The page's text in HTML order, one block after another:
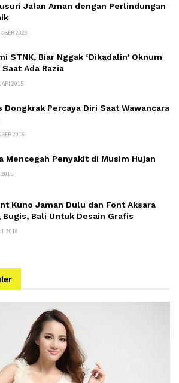
Jalan Aman dengan Perlindungan
2023
STNK, Biar Nggak ‘Dikadalin’ Oknum
Ada Razia
2015
Dongkrak Percaya Diri Saat Wawancara
2018
Mencegah Penyakit di Musim Hujan
2015
Kuno Jaman Dulu dan Font Aksara
Bugis, Bali Untuk Desain Grafis
2018